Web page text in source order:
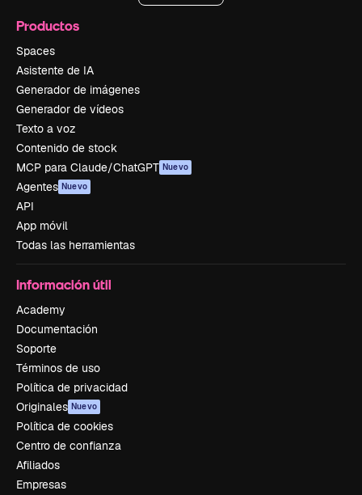
Productos
Spaces
Asistente de IA
Generador de imágenes
Generador de vídeos
Texto a voz
Contenido de stock
MCP para Claude/ChatGPT Nuevo
Agentes Nuevo
API
App móvil
Todas las herramientas
Información útil
Academy
Documentación
Soporte
Términos de uso
Política de privacidad
Originales Nuevo
Política de cookies
Centro de confianza
Afiliados
Empresas